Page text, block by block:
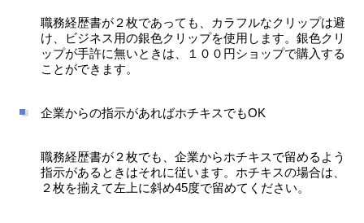
職務経歴書が２枚であっても、カラフルなクリップは避
け、ビジネス用の銀色クリップを使用します。銀色クリ
ップが手許に無いときは、１００円ショップで購入する
ことができます。
企業からの指示があればホチキスでもOK
職務経歴書が２枚でも、企業からホチキスで留めるよう
指示があるときはそれに従います。ホチキスの場合は、
２枚を揃えて左上に斜め45度で留めてください。